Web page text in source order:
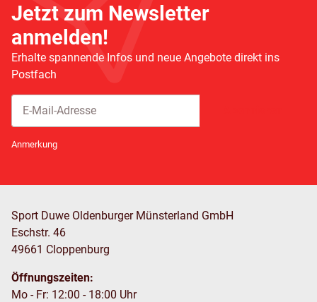
Jetzt zum Newsletter
anmelden!
Erhalte spannende Infos und neue Angebote direkt ins
Postfach
Anmerkung
Sport Duwe Oldenburger Münsterland GmbH
Eschstr. 46
49661 Cloppenburg
Öffnungszeiten:
Mo - Fr: 12:00 - 18:00 Uhr